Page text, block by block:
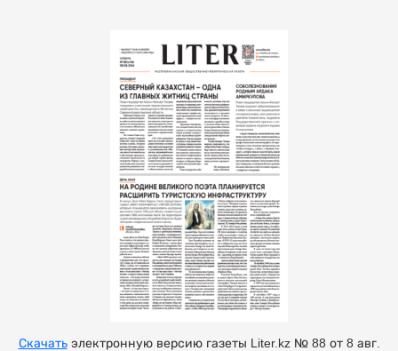
Скачатьэлектронную версию газеты Liter.kz № 88 от 8 авг.